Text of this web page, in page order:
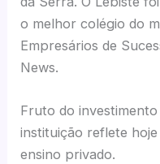
o melhor colégio do
Empresários de
News.
Fruto do
instituição reflete
ensino privado.